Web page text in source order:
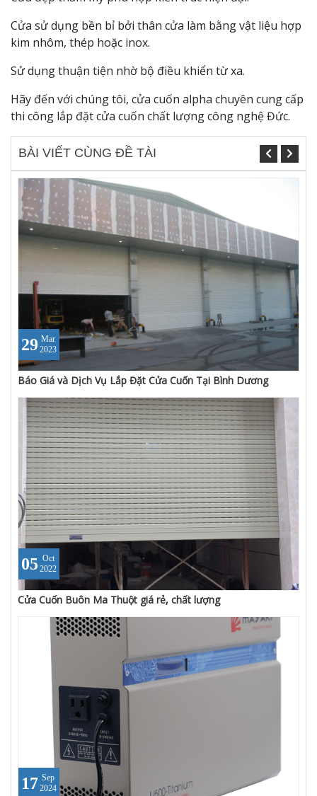
Cửa sử dụng bền bỉ bởi thân cửa làm bằng vật liệu hợp
kim nhôm, thép hoặc inox.
Sử dụng thuận tiện nhờ bộ điều khiển từ xa.
Hãy đến với chúng tôi, cửa cuốn alpha chuyên cung cấp
thi công lắp đặt cửa cuốn chất lượng công nghệ Đức.
BÀI VIẾT CÙNG ĐỀ TÀI
29 Mar
2023
Báo Giá và Dịch Vụ Lắp Đặt Cửa Cuốn Tại Bình Dương
05 Oct
2022
Cửa Cuốn Buôn Ma Thuột giá rẻ, chất lượng
17 Sep
2024